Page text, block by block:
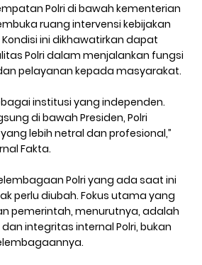
Polri di bawah kementerian
ruang intervensi kebijakan
ini dikhawatirkan dapat
Polri dalam menjalankan fungsi
pelayanan kepada masyarakat.
institusi yang independen.
di bawah Presiden, Polri
lebih netral dan profesional,”
Fakta.
Polri yang ada saat ini
perlu diubah. Fokus utama yang
pemerintah, menurutnya, adalah
integritas internal Polri, bukan